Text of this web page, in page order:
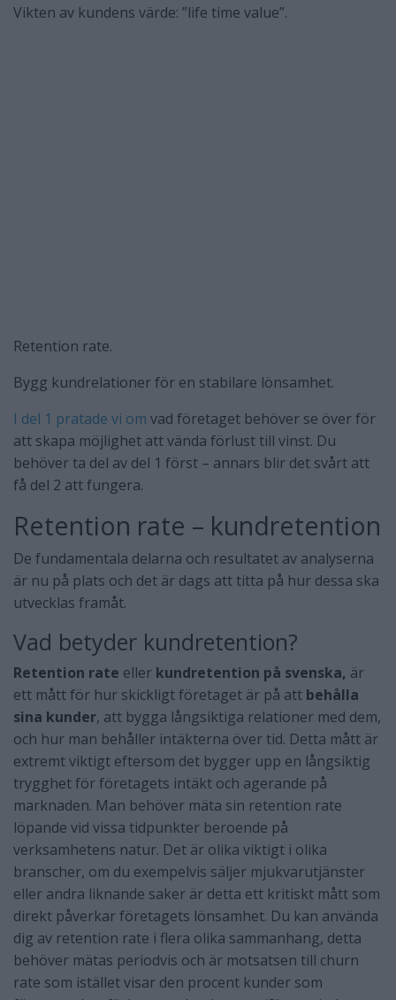
Vikten av kundens värde: ”life time value”.
Retention rate.
Bygg kundrelationer för en stabilare lönsamhet.
I del 1 pratade vi om vad företaget behöver se över för
att skapa möjlighet att vända förlust till vinst. Du
behöver ta del av del 1 först – annars blir det svårt att
få del 2 att fungera.
Retention rate – kundretention
De fundamentala delarna och resultatet av analyserna
är nu på plats och det är dags att titta på hur dessa ska
utvecklas framåt.
Vad betyder kundretention?
Retention rate eller kundretention på svenska, är
ett mått för hur skickligt företaget är på att behålla
sina kunder, att bygga långsiktiga relationer med dem,
och hur man behåller intäkterna över tid. Detta mått är
extremt viktigt eftersom det bygger upp en långsiktig
trygghet för företagets intäkt och agerande på
marknaden. Man behöver mäta sin retention rate
löpande vid vissa tidpunkter beroende på
verksamhetens natur. Det är olika viktigt i olika
branscher, om du exempelvis säljer mjukvarutjänster
eller andra liknande saker är detta ett kritiskt mått som
direkt påverkar företagets lönsamhet. Du kan använda
dig av retention rate i flera olika sammanhang, detta
behöver mätas periodvis och är motsatsen till churn
rate som istället visar den procent kunder som